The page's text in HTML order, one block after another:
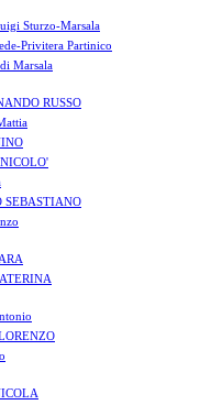
Sturzo-Marsala
Privitera Partinico
Marsala
RUSSO
SEBASTIANO